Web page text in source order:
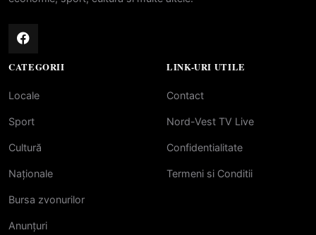
CATEGORII
Locale
Sport
Cultură
Naționale
Bursa zvonurilor
Anunțuri
LINK-URI UTILE
Contact
Nord-Vest TV Live
Confidentialitate
Termeni si Conditii